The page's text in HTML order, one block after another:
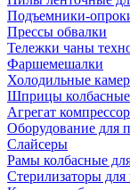
Подъемники-
Прессы обвалки
Тележки чаны
Фаршемешалки
Холодильные
Шприцы колбасные
Агрегат
Оборудование для
Слайсеры
Рамы колбасные
Стерилизаторы